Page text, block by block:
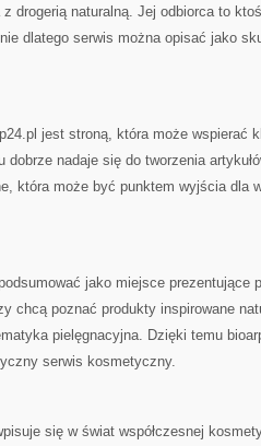
drogerią naturalną. Jej odbiorca to
dlatego serwis można opisać jako
jest stroną, która może wspierać
dobrze nadaje się do tworzenia
która może być punktem wyjścia dla
jako miejsce prezentujące
chcą poznać produkty inspirowane
pielęgnacyjna. Dzięki temu
serwis kosmetyczny.
się w świat współczesnej